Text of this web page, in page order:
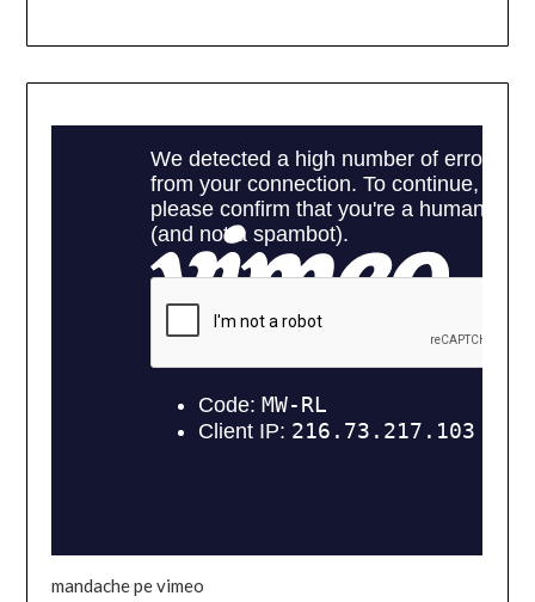
mandache pe vimeo